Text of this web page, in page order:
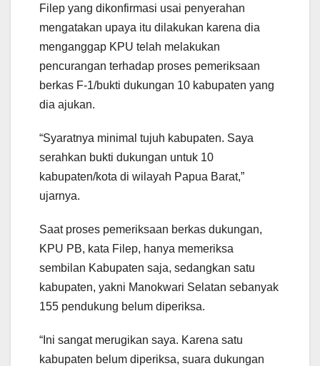
Filep yang dikonfirmasi usai penyerahan
mengatakan upaya itu dilakukan karena dia
menganggap KPU telah melakukan
pencurangan terhadap proses pemeriksaan
berkas F-1/bukti dukungan 10 kabupaten yang
dia ajukan.
“Syaratnya minimal tujuh kabupaten. Saya
serahkan bukti dukungan untuk 10
kabupaten/kota di wilayah Papua Barat,”
ujarnya.
Saat proses pemeriksaan berkas dukungan,
KPU PB, kata Filep, hanya memeriksa
sembilan Kabupaten saja, sedangkan satu
kabupaten, yakni Manokwari Selatan sebanyak
155 pendukung belum diperiksa.
“Ini sangat merugikan saya. Karena satu
kabupaten belum diperiksa, suara dukungan